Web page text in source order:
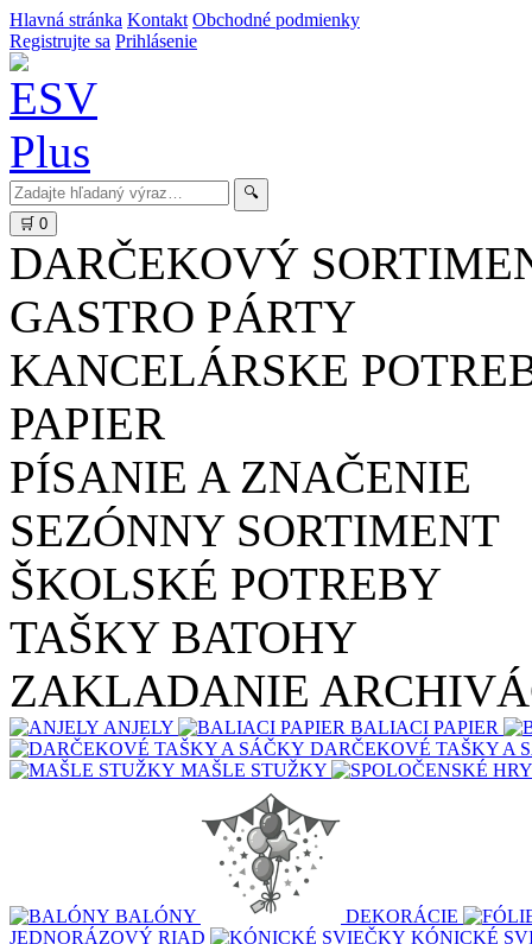
Hlavná stránka Kontakt Obchodné podmienky
Registrujte sa Prihlásenie
🔍
🛒 0
DARČEKOVÝ
GASTRO PÁRTY
KANCELÁRSKE
PAPIER
PÍSANIE A ZNAČENIE
SEZÓNNY SORTIMENT
ŠKOLSKÉ POTREBY
TAŠKY BATOHY
ZAKLADANIE
ANJELY
BALIACI PAPIER
DARČEKOVÉ TAŠKY A
MAŠLE STUŽKY
BALÓNY
DEKORÁCIE
JEDNORÁZOVÝ RIAD
KÓNICKÉ